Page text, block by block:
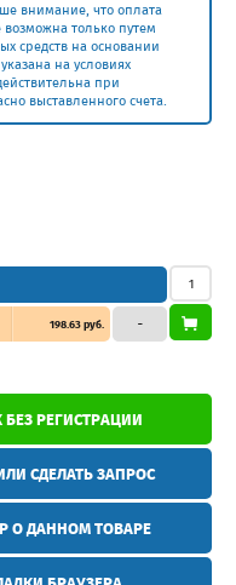
внимание, что оплата
только путем
средств на основании
на условиях
при
выставленного счета.
198.63 руб. –
РЕГИСТРАЦИИ
СДЕЛАТЬ ЗАПРОС
О ДАННОМ ТОВАРЕ